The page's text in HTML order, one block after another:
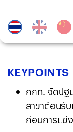
KEYPOINTS
กกท. จัดปฐ
สาขาต้อนรั
ก่อนการแข่